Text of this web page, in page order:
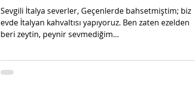
Sevgili İtalya severler, Geçenlerde bahsetmiştim; biz
evde İtalyan kahvaltısı yapıyoruz. Ben zaten ezelden
beri zeytin, peynir sevmediğim...